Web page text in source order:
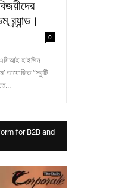
0
আয়োজিত “স্কুটি
for B2B and